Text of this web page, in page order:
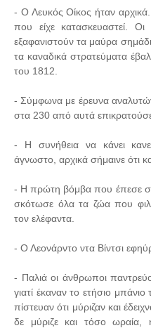
- Ο Λευκός Οίκος ήταν
που είχε κατασκευαστεί.
εξαφανιστούν τα μαύρα
τα καναδικά στρατεύματα
του 1812.
- Σύμφωνα με έρευνα
στα 230 από αυτά
- Η συνήθεια να κάνει
άγνωστο, αρχικά σήμαινε ότι
- Η πρώτη βόμβα που έπεσε
σκότωσε όλα τα ζώα που
τον ελέφαντα.
- Ο Λεονάρντο ντα Βίντσι
- Παλιά οι άνθρωποι
γιατί έκαναν το ετήσιο
πίστευαν ότι μύριζαν και
δε μύριζε και τόσο